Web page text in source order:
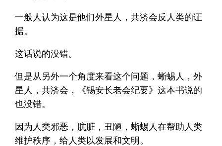
一般人认为这是他们外星人，共济会反人类的证
据。
这话说的没错。
但是从另外一个角度来看这个问题，蜥蜴人，外
星人，共济会，《锡安长老会纪要》这本书说的
也没错。
因为人类邪恶，肮脏，丑陋，蜥蜴人在帮助人类
维护秩序，给人类以发展和文明。